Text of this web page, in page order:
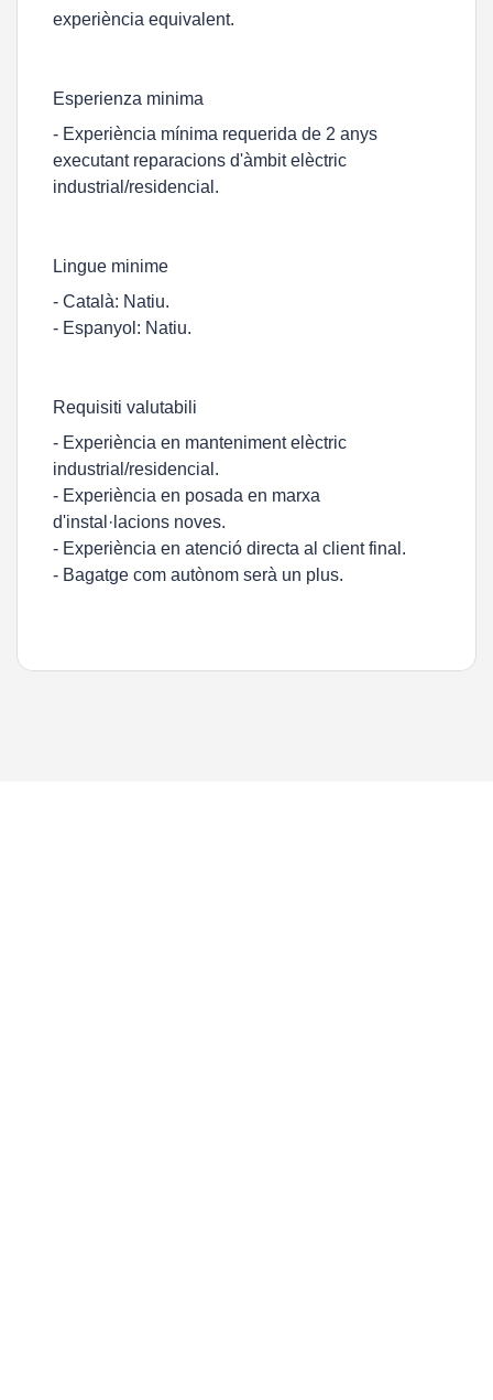
experiència equivalent.
Esperienza minima
- Experiència mínima requerida de 2 anys
executant reparacions d'àmbit elèctric
industrial/residencial.
Lingue minime
- Català: Natiu.
- Espanyol: Natiu.
Requisiti valutabili
- Experiència en manteniment elèctric
industrial/residencial.
- Experiència en posada en marxa
d'instal·lacions noves.
- Experiència en atenció directa al client final.
- Bagatge com autònom serà un plus.